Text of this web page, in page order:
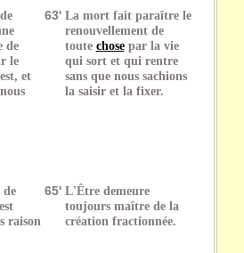
de
le
et
63' La mort fait paraître le
renouvellement de
toute chosepar la vie
qui sort et qui rentre
sans que nous sachions
la saisir et la fixer.
raison
65' L'Être demeure
toujours maître de la
création fractionnée.